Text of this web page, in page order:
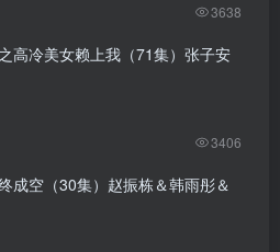
3638
高冷美女赖上我（71集）张子安
3406
成空（30集）赵振栋＆韩雨彤＆